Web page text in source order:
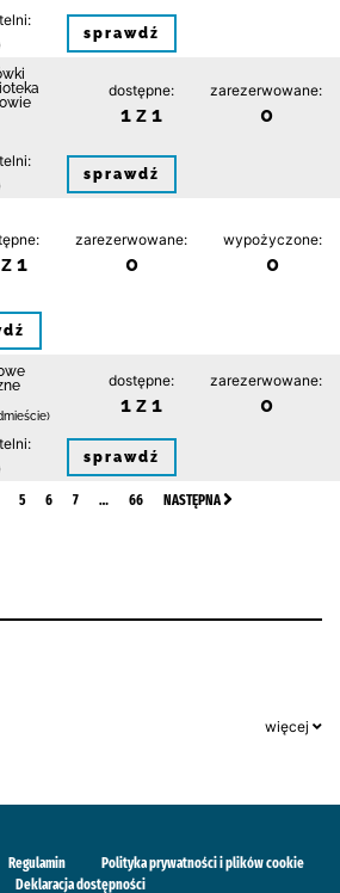
sprawdź
dostępne:
1 z 1
zarezerwowane:
0
sprawdź
1
zarezerwowane:
0
wypożyczone:
0
dostępne:
1 z 1
zarezerwowane:
0
sprawdź
5 6 7 … 66 NASTĘPNA
więcej
Regulamin
Polityka prywatności i plików cookie
Deklaracja dostępności